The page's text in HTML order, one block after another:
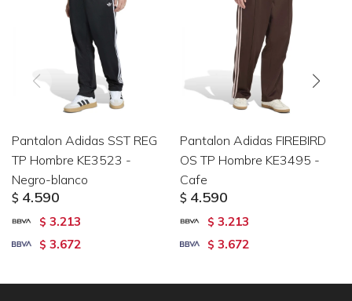
Pantalon Adidas SST REG
TP Hombre KE3523 -
Negro-blanco
$ 4.590
$ 3.213
$ 3.672
Pantalon Adidas FIREBIRD
OS TP Hombre KE3495 -
Cafe
$ 4.590
$ 3.213
$ 3.672